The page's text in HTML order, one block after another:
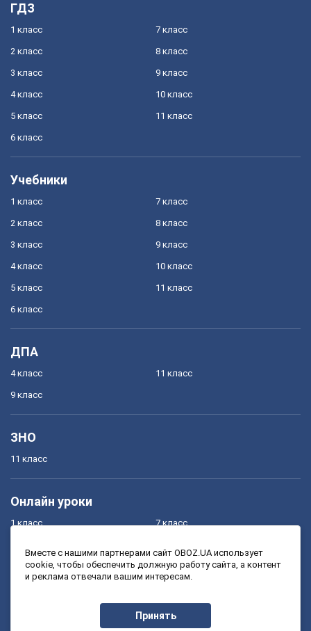
ГДЗ
1 класс
2 класс
3 класс
4 класс
5 класс
6 класс
7 класс
8 класс
9 класс
10 класс
11 класс
Учебники
1 класс
2 класс
3 класс
4 класс
5 класс
6 класс
7 класс
8 класс
9 класс
10 класс
11 класс
ДПА
4 класс
9 класс
11 класс
ЗНО
11 класс
Онлайн уроки
1 класс
3 класс
7 класс
9 класс
Вместе с нашими партнерами сайт OBOZ.UA использует
cookie, чтобы обеспечить должную работу сайта, а контент
и реклама отвечали вашим интересам.
Принять